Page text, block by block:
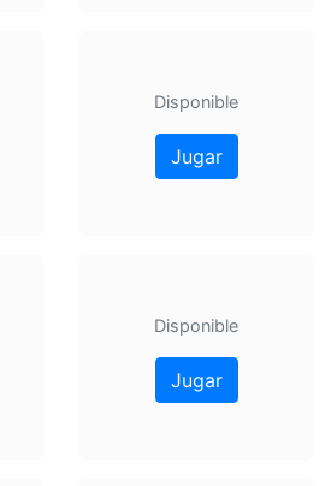
Disponible
Jugar
Disponible
Jugar